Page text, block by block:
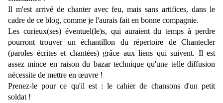
Il m'est arrivé de chanter avec feu, mais sans artifices, dans le
cadre de ce blog, comme je l'aurais fait en bonne compagnie.
Les curieux(ses) éventuel(le)s, qui auraient du temps à perdre
pourront trouver un échantillon du répertoire de Chantecler
(paroles écrites et chantées) grâce aux liens qui suivent. Il est
assez mince en raison du bazar technique qu'une telle diffusion
nécessite de mettre en œuvre !
Prenez-le pour ce qu'il est : le cahier de chansons d'un petit
soldat !